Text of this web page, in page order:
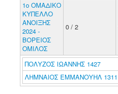
1o ΟΜΑΔΙΚΟ
ΚΥΠΕΛΛΟ
ΑΝΟΙΞΗΣ
2024 -
ΒΟΡΕΙΟΣ
ΟΜΙΛΟΣ
0 / 2
ΠΟΛΥΖΟΣ ΙΩΑΝΝΗΣ 1427
ΛΗΜΝΑΙΟΣ ΕΜΜΑΝΟΥΗΛ 1311